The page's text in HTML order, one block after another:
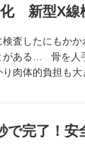
新型X線
検査したにもか
がある… 骨を人
肉体的負担も大
で完了！安